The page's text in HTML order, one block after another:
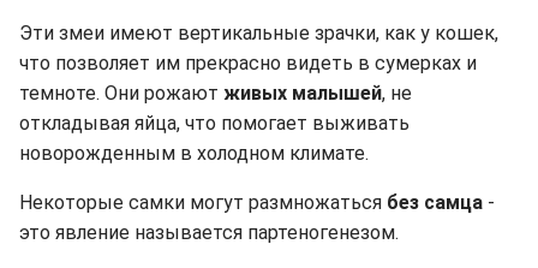
Эти змеи имеют вертикальные зрачки, как у кошек,
что позволяет им прекрасно видеть в сумерках и
темноте. Они рожают живых малышей, не
откладывая яйца, что помогает выживать
новорожденным в холодном климате.
Некоторые самки могут размножаться без самца -
это явление называется партеногенезом.